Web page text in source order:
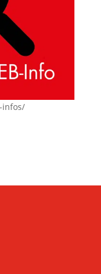
infos/